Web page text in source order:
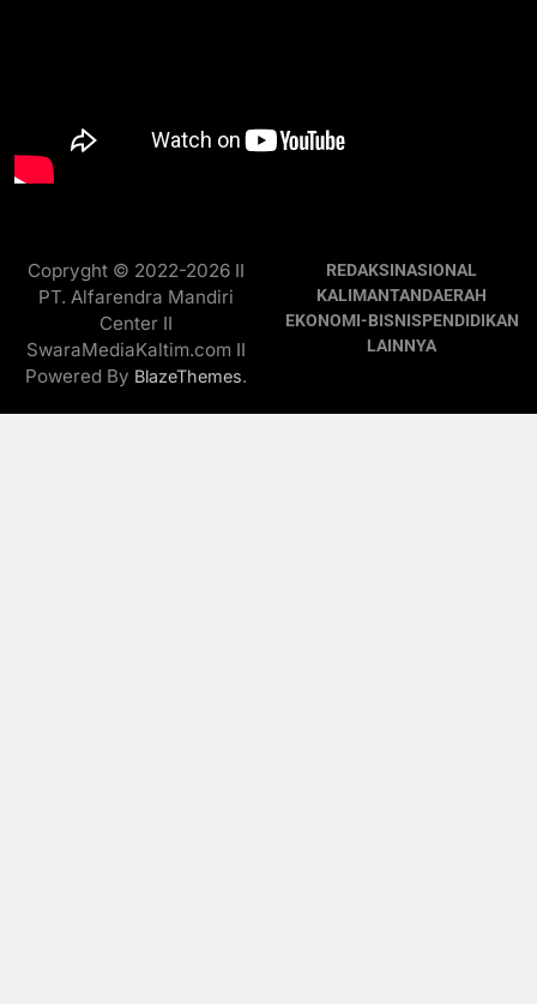
Copryght © 2022-2026 II
PT. Alfarendra Mandiri
Center II
SwaraMediaKaltim.com II
Powered By BlazeThemes.
REDAKSINASIONAL
KALIMANTANDAERAH
EKONOMI-BISNISPENDIDIKAN
LAINNYA